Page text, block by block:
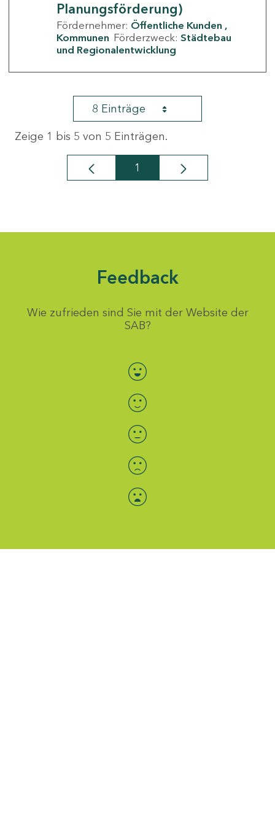
Planungsförderung)
Fördernehmer: Öffentliche Kunden
Kommunen Förderzweck: Städtebau
und Regionalentwicklung
8 Einträge
Zeige 1 bis 5 von 5 Einträgen.
Seite
1
Feedback
Wie zufrieden sind Sie mit der Website der
SAB?
Bewertung auswählen